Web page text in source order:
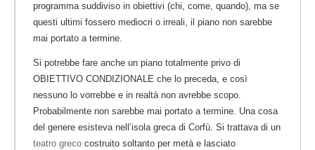
programma suddiviso in obiettivi (chi, come, quando), ma se
questi ultimi fossero mediocri o irreali, il piano non sarebbe
mai portato a termine.
Si potrebbe fare anche un piano totalmente privo di
OBIETTIVO CONDIZIONALE che lo preceda, e così
nessuno lo vorrebbe e in realtà non avrebbe scopo.
Probabilmente non sarebbe mai portato a termine. Una cosa
del genere esisteva nell’isola greca di Corfù. Si trattava di un
teatro greco costruito soltanto per metà e lasciato